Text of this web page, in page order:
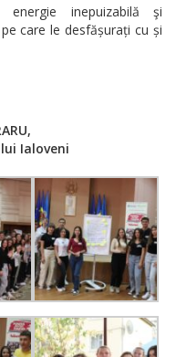
inepuizabilă şi
care le desfășurați cu și
Ialoveni